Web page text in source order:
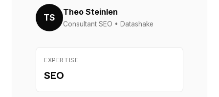
TS
Theo Steinlen
Consultant SEO • Datashake
EXPERTISE
SEO